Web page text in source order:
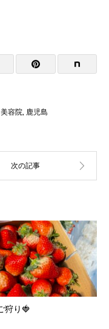
美容院, 鹿児島
狩り🍓